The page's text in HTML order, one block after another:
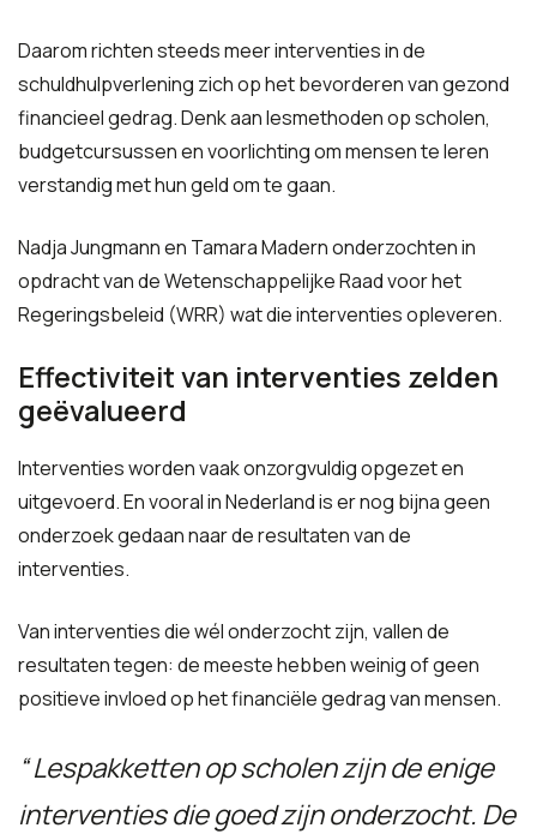
Daarom richten steeds meer interventies in de
schuldhulpverlening zich op het bevorderen van gezond
financieel gedrag. Denk aan lesmethoden op scholen,
budgetcursussen en voorlichting om mensen te leren
verstandig met hun geld om te gaan.
Nadja Jungmann en Tamara Madern onderzochten in
opdracht van de Wetenschappelijke Raad voor het
Regeringsbeleid (WRR) wat die interventies opleveren.
Effectiviteit van interventies zelden
geëvalueerd
Interventies worden vaak onzorgvuldig opgezet en
uitgevoerd. En vooral in Nederland is er nog bijna geen
onderzoek gedaan naar de resultaten van de
interventies.
Van interventies die wél onderzocht zijn, vallen de
resultaten tegen: de meeste hebben weinig of geen
positieve invloed op het financiële gedrag van mensen.
Lespakketten op scholen zijn de enige
interventies die goed zijn onderzocht. De